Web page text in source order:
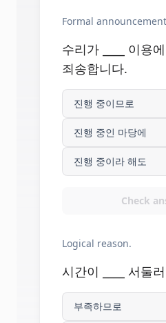
Formal
수리가 ____ 이용
죄송합니다.
진행 중이므로
진행 중인 마당에
진행 중이라 해도
Check
Logical reason.
시간이 ____ 서둘
부족하므로